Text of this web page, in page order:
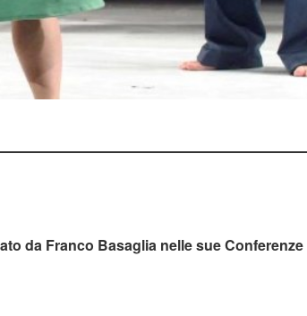
da Franco Basaglia nelle sue